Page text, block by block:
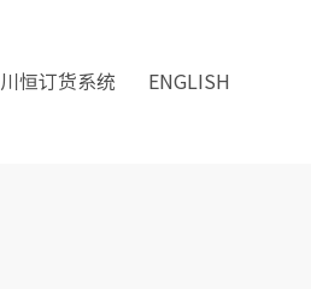
川恒订货系统 ENGLISH